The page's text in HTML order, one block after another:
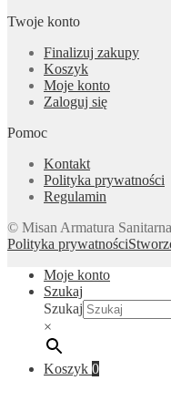
Twoje konto
Finalizuj zakupy
Koszyk
Moje konto
Zaloguj się
Pomoc
Kontakt
Polityka prywatności
Regulamin
© Misan Armatura
Polityka prywatności
Moje konto
Szukaj
Szukaj
×
Koszyk 0